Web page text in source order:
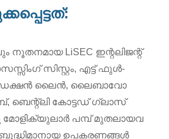
നൂതനമായ LiSEC ഇന്റലിജന്റ്
സിസ്റ്റം, എട്ട് ഫുൾ-
ലൈൻ, ലൈബാവോ
ബെന്റ്ലി കോട്ടഡ് ഗ്ലാസ്
പമ്പ് മുതലായവ
ബുദ്ധിമാനായ ഉപകരണങ്ങൾ